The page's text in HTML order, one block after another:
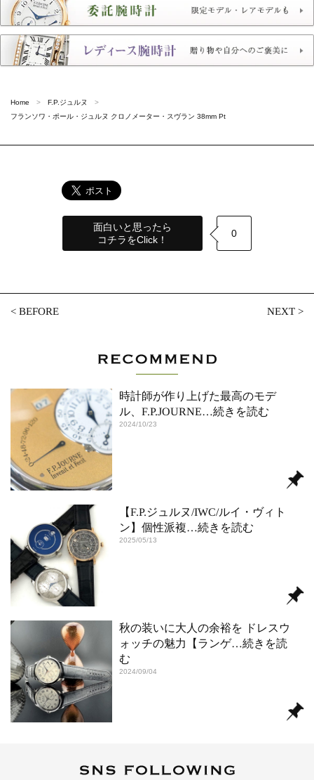
Home
F.P.ジュルヌ
フランソワ・ポール・ジュルヌ クロノメーター・スヴラン 38mm Pt
面白いと思ったら
コチラをClick！
0
<BEFORE NEXT>
時計師が作り上げた最高のモデ
ル、F.P.JOURNE…続きを読む
2024/10/23
【F.P.ジュルヌ/IWC/ルイ・ヴィト
ン】個性派複…続きを読む
2025/05/13
秋の装いに大人の余裕を ドレスウ
ォッチの魅力【ランゲ…続きを読
む
2024/09/04